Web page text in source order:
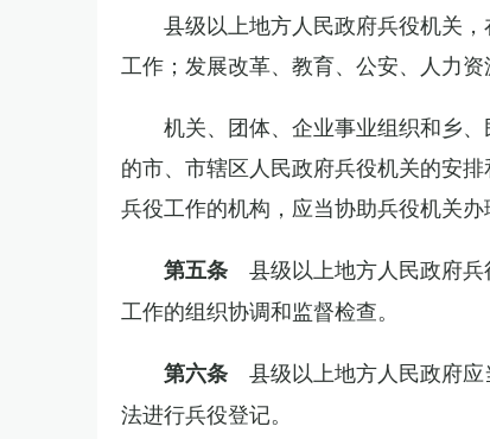
县级以上地方人民政府兵役机关
工作；发展改革、教育、公安、人力
机关、团体、企业事业组织和乡
的市、市辖区人民政府兵役机关的安
兵役工作的机构，应当协助兵役机关办
第五条 县级以上地方人民政府
工作的组织协调和监督检查。
第六条 县级以上地方人民政府
法进行兵役登记。